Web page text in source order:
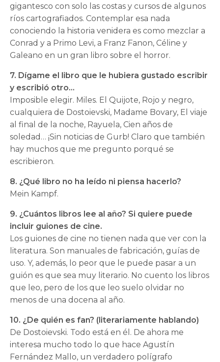
gigantesco con solo las costas y cursos de algunos
ríos cartografiados. Contemplar esa nada
conociendo la historia venidera es como mezclar a
Conrad y a Primo Levi, a Franz Fanon, Céline y
Galeano en un gran libro sobre el horror.
7. Dígame el libro que le hubiera gustado escribir
y escribió otro…
Imposible elegir. Miles. El Quijote, Rojo y negro,
cualquiera de Dostoievski, Madame Bovary, El viaje
al final de la noche, Rayuela, Cien años de
soledad… ¡Sin noticias de Gurb! Claro que también
hay muchos que me pregunto porqué se
escribieron.
8. ¿Qué libro no ha leído ni piensa hacerlo?
Mein Kampf.
9. ¿Cuántos libros lee al año? Si quiere puede
incluir guiones de cine.
Los guiones de cine no tienen nada que ver con la
literatura. Son manuales de fabricación, guías de
uso. Y, además, lo peor que le puede pasar a un
guión es que sea muy literario. No cuento los libros
que leo, pero de los que leo suelo olvidar no
menos de una docena al año.
10. ¿De quién es fan? (literariamente hablando)
De Dostoievski. Todo está en él. De ahora me
interesa mucho todo lo que hace Agustín
Fernández Mallo, un verdadero polígrafo